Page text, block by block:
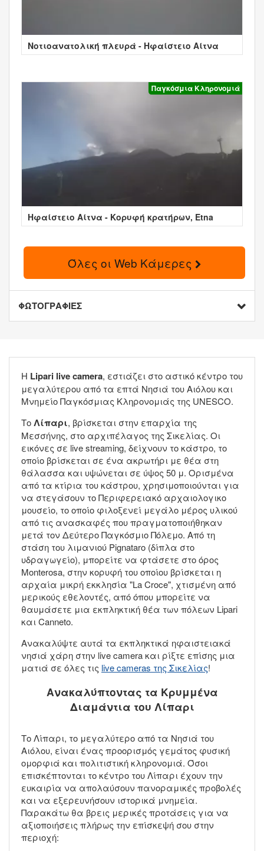
Νοτιοανατολική πλευρά - Ηφαίστειο Αίτνα
Παγκόσμια Κληρονομιά
Ηφαίστειο Αίτνα - Κορυφή κρατήρων, Etna
Όλες οι Web Κάμερες
ΦΩΤΟΓΡΑΦΙΕΣ
Η Lipari live camera, εστιάζει στο αστικό κέντρο του
μεγαλύτερου από τα επτά Νησιά του Αιόλου και
Μνημείο Παγκόσμιας Κληρονομιάς της UNESCO.
ΤοΛίπαρι, βρίσκεται στην επαρχία της
Μεσσήνης, στο αρχιπέλαγος της Σικελίας. Οι
εικόνες σε live streaming, δείχνουν το κάστρο, το
οποίο βρίσκεται σε ένα ακρωτήρι με θέα στη
θάλασσα και υψώνεται σε ύψος 50 μ. Ορισμένα
από τα κτίρια του κάστρου, χρησιμοποιούνται για
να στεγάσουν το Περιφερειακό αρχαιολογικο
μουσείο, το οποίο φιλοξενεί μεγάλο μέρος υλικού
από τις ανασκαφές που πραγματοποιήθηκαν
μετά τον Δεύτερο Παγκόσμιο Πόλεμο. Από τη
στάση του λιμανιού Pignataro (δίπλα στο
υδραγωγείο), μπορείτε να φτάσετε στο όρος
Monterosa, στην κορυφή του οποίου βρίσκεται η
αρχαία μικρή εκκλησία "La Croce", χτισμένη από
μερικούς εθελοντές, από όπου μπορείτε να
θαυμάσετε μια εκπληκτική θέα των πόλεων Lipari
και Canneto.
Ανακαλύψτε αυτά τα εκπληκτικά ηφαιστειακά
νησιά χάρη στην live camera και ρίξτε επίσης μια
ματιά σε όλες τις live cameras της Σικελίας!
Ανακαλύπτοντας τα Κρυμμένα
Διαμάντια του Λίπαρι
Το Λίπαρι, το μεγαλύτερο από τα Νησιά του
Αιόλου, είναι ένας προορισμός γεμάτος φυσική
ομορφιά και πολιτιστική κληρονομιά. Όσοι
επισκέπτονται το κέντρο του Λίπαρι έχουν την
ευκαιρία να απολαύσουν πανοραμικές προβολές
και να εξερευνήσουν ιστορικά μνημεία.
Παρακάτω θα βρεις μερικές προτάσεις για να
αξιοποιήσεις πλήρως την επίσκεψή σου στην
περιοχή: